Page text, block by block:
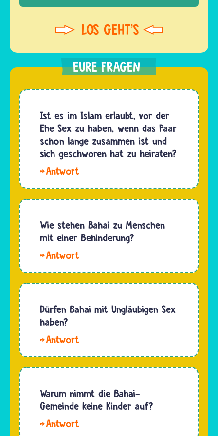
Ist es im Islam erlaubt, vor der
Ehe Sex zu haben, wenn das Paar
schon lange zusammen ist und
sich geschworen hat zu heiraten?
Viele
und
Muslime
sich bei
ihrer
Entscheidung
erste
sexuelle
Begegnung
Wie stehen Bahai zu Menschen
mit einer Behinderung?
Vorstellungen
bedeutet
eine
oder
geistige
Behinderung
eine
Einschränkung…
Dürfen Bahai mit Ungläubigen Sex
haben?
Bahai
frei
entscheiden,
sie Sex
Warum nimmt die Bahai-
Gemeinde keine Kinder auf?